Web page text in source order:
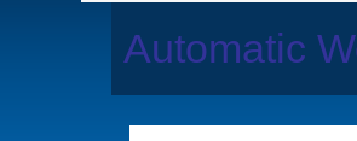
Automatic